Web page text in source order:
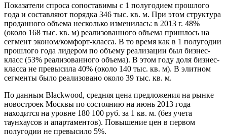
Показатели спроса сопоставимы с 1 полугодием прошлого
года и составляют порядка 346 тыс. кв. м. При этом структура
проданного объема несколько изменилась: в 2013 г. 48%
(около 168 тыс. кв. м) реализованного объема пришлось на
сегмент эконом/комфорт-класса. В то время как в 1 полугодии
прошлого года лидером по объему реализации был бизнес-
класс (53% реализованного объема). В этом году доля бизнес-
класса не превысила 40% (около 140 тыс. кв. м). В элитном
сегменты было реализовано около 39 тыс. кв. м.
По данным Blackwood, средняя цена предложения на рынке
новостроек Москвы по состоянию на июнь 2013 года
находится на уровне 180 100 руб. за 1 кв. м. (без учета
таунхаусов и апартаментов). Повышение цен в первом
полугодии не превысило 5%.